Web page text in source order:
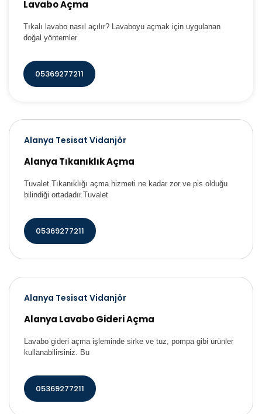
Lavabo Açma
Tıkalı lavabo nasıl açılır? Lavaboyu açmak için uygulanan
doğal yöntemler
05369277211
Alanya Tesisat Vidanjör
Alanya Tıkanıklık Açma
Tuvalet Tıkanıklığı açma hizmeti ne kadar zor ve pis olduğu
bilindiği ortadadır.Tuvalet
05369277211
Alanya Tesisat Vidanjör
Alanya Lavabo Gideri Açma
Lavabo gideri açma işleminde sirke ve tuz, pompa gibi ürünler
kullanabilirsiniz. Bu
05369277211